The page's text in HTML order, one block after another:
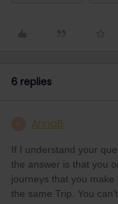
6 replies
AnnaB
If I understand your
the answer is that you
journeys that you
the same Trip. You